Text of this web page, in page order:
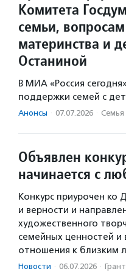
Комитета
семьи,
материнства и
Останиной
В МИА «Россия
поддержки семей с
Анонсы · 07.07.2026 · Семья
Объявлен
начинается с
Конкурс приурочен ко
и верности и
художественного
семейных ценностей и
отношения к близким
Новости · 06.07.2026 ·